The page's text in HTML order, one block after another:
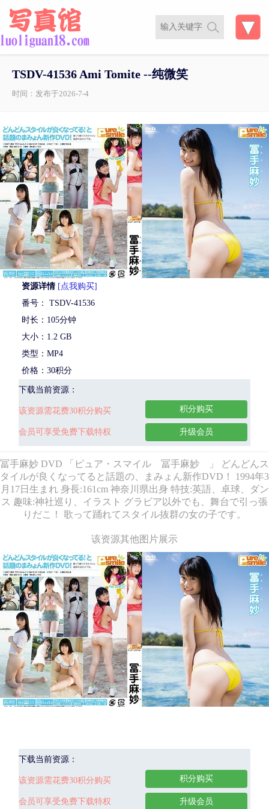
TSDV-41536 Ami Tomite --纯微笑
时间：发布于2026-7-4
资源详情 [点我购买]
番号： TSDV-41536
时长：105分钟
大小：1.2 GB
类型：MP4
价格：30积分
下载当前资源：
该资源需花费30积分购买
会员可享受免费下载特权
积分购买
升级会员
冨手麻妙 DVD 「ピュア・スマイル 冨手麻妙 」 どんどんス
タイルが良くなってると話題の、まみょん新作DVD！ 1994年3
月17日生まれ 身長:161cm 神奈川県出身 特技:英語、卓球、ダン
ス 趣味:神社巡り、イラスト グラビア以外でも、舞台で引っ張
りだこ！ 歌って踊れてスタイル抜群の女の子です。
该资源其他图片展示
下载当前资源：
该资源需花费30积分购买
会员可享受免费下载特权
积分购买
升级会员